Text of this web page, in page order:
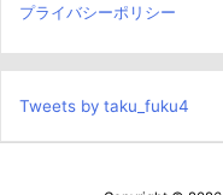
プライバシーポリシー
Tweets by taku_fuku4